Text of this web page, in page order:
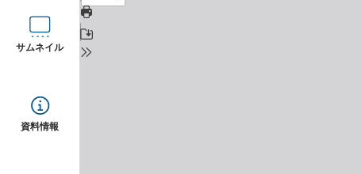
サムネイル
資料情報